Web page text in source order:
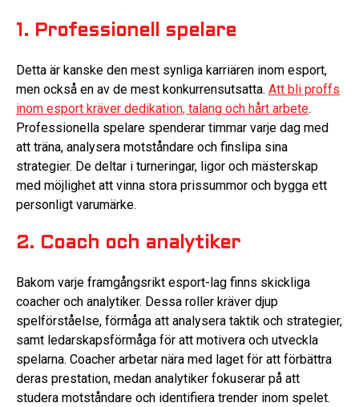
1. Professionell spelare
Detta är kanske den mest synliga karriären inom esport,
men också en av de mest konkurrensutsatta. Att bli proffs
inom esport kräver dedikation, talang och hårt arbete.
Professionella spelare spenderar timmar varje dag med
att träna, analysera motståndare och finslipa sina
strategier. De deltar i turneringar, ligor och mästerskap
med möjlighet att vinna stora prissummor och bygga ett
personligt varumärke.
2. Coach och analytiker
Bakom varje framgångsrikt esport-lag finns skickliga
coacher och analytiker. Dessa roller kräver djup
spelförståelse, förmåga att analysera taktik och strategier,
samt ledarskapsförmåga för att motivera och utveckla
spelarna. Coacher arbetar nära med laget för att förbättra
deras prestation, medan analytiker fokuserar på att
studera motståndare och identifiera trender inom spelet.